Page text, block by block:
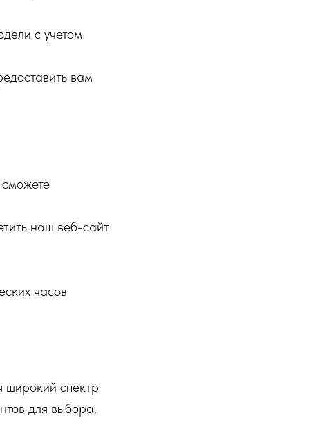
с учетом
вам
наш веб-сайт
часов
широкий спектр
для выбора.